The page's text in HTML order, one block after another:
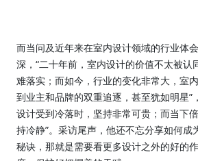
而当问及近年来在室内设计领域的行业体
深，“二十年前，室内设计的价值不太被认
难落实；而如今，行业的变化非常大，室
到业主和品牌的双重追逐，甚至犹如明星”
设计受到冷落时，坚持非常可贵；而当下
持冷静”。采访尾声，他还不忘分享如何成
秘诀，那就是需要看更多设计之外的好的